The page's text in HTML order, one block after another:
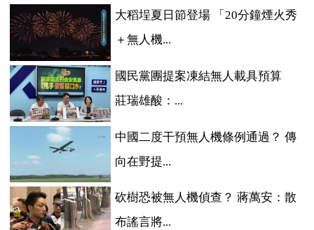
大稻埕夏日節登場 「20分鐘煙火秀
＋無人機...
國民黨團提案凍結無人載具預算
莊瑞雄酸：...
中國二度干預無人機條例通過？ 傳
向在野提...
砍樹恐被無人機偵查？ 蔣萬安：散
布謠言將...